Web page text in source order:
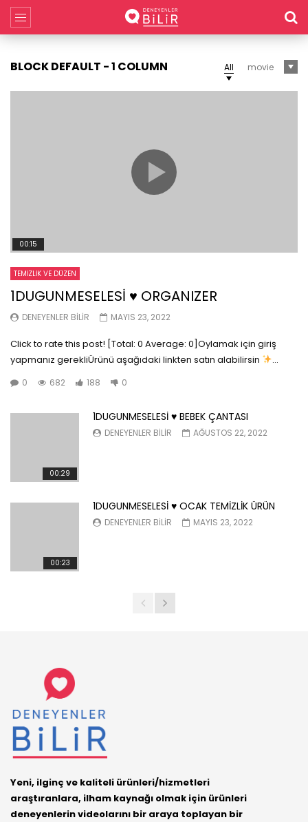
BLOCK DEFAULT - 1 COLUMN All movie
00:15
TEMIZLIK VE DÜZEN
1DUGUNMESELESİ ♥️ ORGANIZER
DENEYENLER BILIR MAYIS 23, 2022
Click to rate this post! [Total: 0 Average: 0]Oylamak için giriş
yapmanız gerekliÜrünü aşağıdaki linkten satın alabilirsin
...
0 682 188 0
00:29
1DUGUNMESELESİ ♥️ BEBEK ÇANTASI
DENEYENLER BILIR AĞUSTOS 22, 2022
00:23
1DUGUNMESELESİ ♥️ OCAK TEMİZLİK ÜRÜN
DENEYENLER BILIR MAYIS 23, 2022
Yeni, ilginç ve kaliteli ürünleri/hizmetleri
araştıranlara, ilham kaynağı olmak için ürünleri
deneyenlerin videolarını bir araya toplayan bir